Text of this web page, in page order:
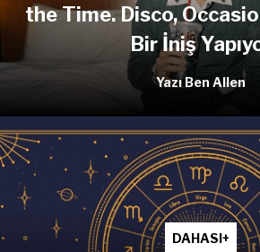
the Time. Disco,
Bir İniş
Yazı Ben Allen
DAHASI+